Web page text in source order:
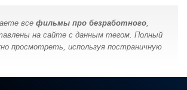
все фильмы про безработного,
на сайте с данным тегом. Полный
просмотреть, используя постраничную